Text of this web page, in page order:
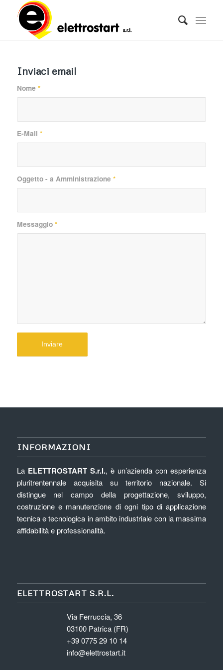
Inviaci email
Nome *
E-Mail *
Oggetto - a Amministrazione *
Messaggio *
INFORMAZIONI
La ELETTROSTART S.r.l., è un’azienda con esperienza
pluritrentennale acquisita su territorio nazionale. Si
distingue nel campo della progettazione, sviluppo,
costruzione e manutenzione di ogni tipo di applicazione
tecnica e tecnologica in ambito industriale con la massima
affidabilità e professionalità.
ELETTROSTART S.R.L.
Via Ferruccia, 36
03100 Patrica (FR)
+39 0775 29 10 14
info@elettrostart.it